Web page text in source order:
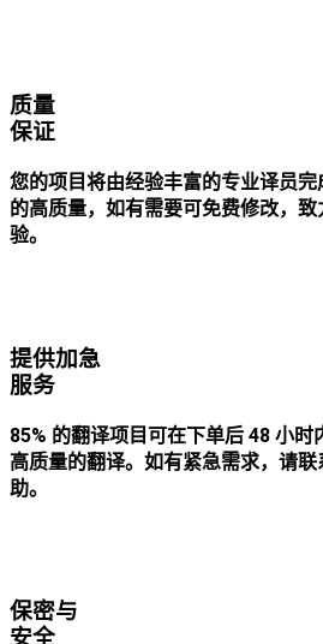
质量
保证
您的项目将由经验丰富的专业译员
的高质量，如有需要可免费修改，
验。
提供加急
服务
85% 的翻译项目可在下单后 48 小时
高质量的翻译。如有紧急需求，请
助。
保密与
安全